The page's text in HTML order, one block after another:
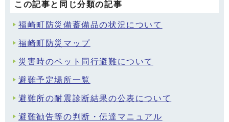
この記事と同じ分類の記事
福崎町防災備蓄備品の状況について
福崎町防災マップ
災害時のペット同行避難について
避難予定場所一覧
避難所の耐震診断結果の公表について
避難勧告等の判断・伝達マニュアル